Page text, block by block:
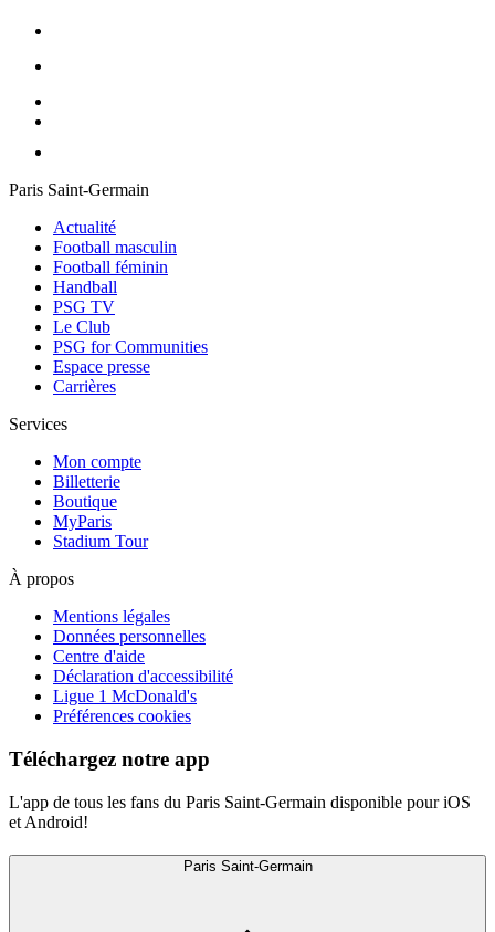
Paris Saint-Germain
Actualité
Football masculin
Football féminin
Handball
PSG TV
Le Club
PSG for Communities
Espace presse
Carrières
Services
Mon compte
Billetterie
Boutique
MyParis
Stadium Tour
À propos
Mentions légales
Données personnelles
Centre d'aide
Déclaration d'accessibilité
Ligue 1 McDonald's
Préférences cookies
Téléchargez notre app
L'app de tous les fans du Paris Saint-Germain disponible pour iOS
et Android!
Paris Saint-Germain